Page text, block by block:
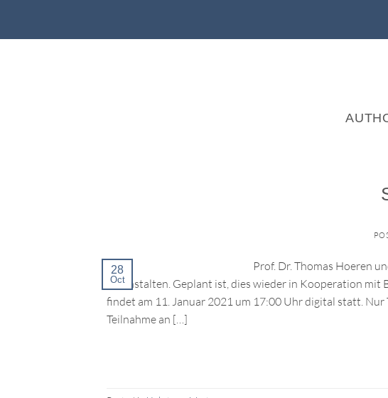
28
Oct
Prof. Dr. Thomas Hoeren
veranstalten. Geplant ist, dies wieder in Kooperation
findet am 11. Januar 2021 um 17:00 Uhr digital statt.
Teilnahme an […]